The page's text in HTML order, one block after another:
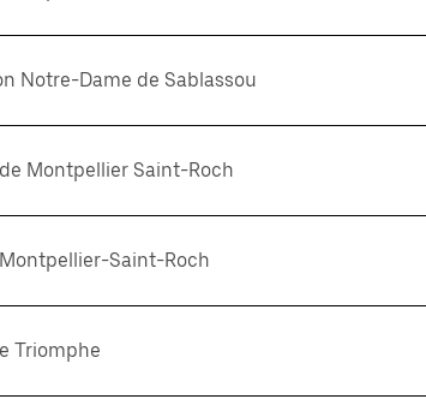
Notre-Dame de Sablassou
Montpellier Saint-Roch
Saint-Roch
Triomphe